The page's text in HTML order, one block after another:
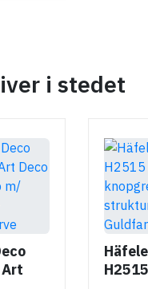
og
i stedet